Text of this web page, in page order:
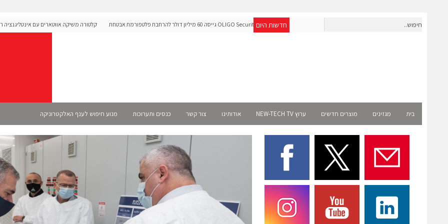
חדשות היום אראסאל ממנה את עופר אליקים למנכ"ל החברה
OLIGO Security גייסה 60 מיליון דולר להרחבת פלטפורמת אבטחת
קלטורה משיקה אווטארים עם אינטליגנציה
בית מגזינים מוצרים חדשים ערוץ NEW-TECH TV אודותינו צור קשר כנסים ותערוכות מנוע חיפוש לענף האלקטרוניקה